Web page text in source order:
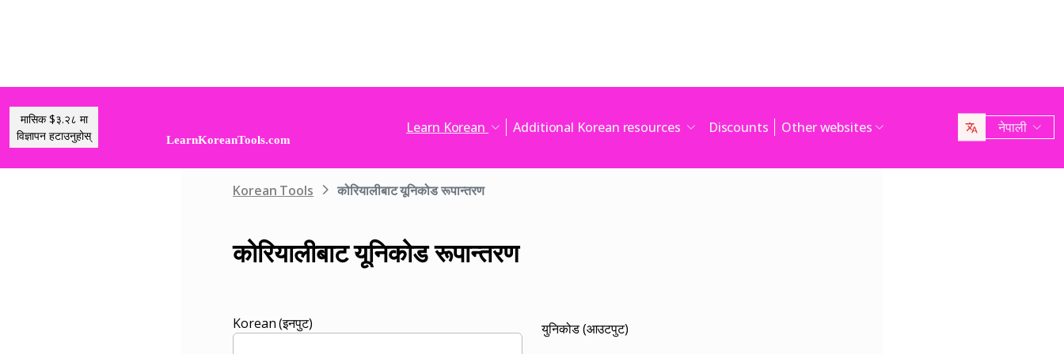
मासिक $३.२८ मा
विज्ञापन हटाउनुहोस्
Learn Korean Additional Korean resources Discounts Other websites नेपाली
Korean Tools कोरियालीबाट यूनिकोड रूपान्तरण
कोरियालीबाट यूनिकोड रूपान्तरण
Korean (इनपुट) युनिकोड (आउटपुट)